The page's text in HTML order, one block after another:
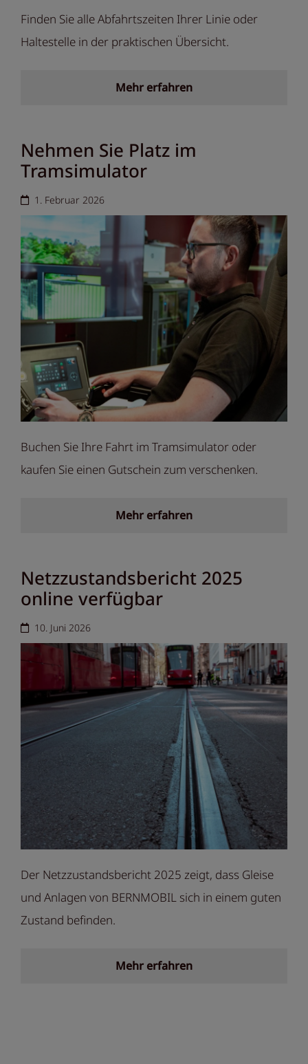
Finden Sie alle Abfahrtszeiten Ihrer Linie oder
Haltestelle in der praktischen Übersicht.
Mehr erfahren
Nehmen Sie Platz im
Tramsimulator
1. Februar 2026
Buchen Sie Ihre Fahrt im Tramsimulator oder
kaufen Sie einen Gutschein zum verschenken.
Mehr erfahren
Netzzustandsbericht 2025
online verfügbar
10. Juni 2026
Der Netzzustandsbericht 2025 zeigt, dass Gleise
und Anlagen von BERNMOBIL sich in einem guten
Zustand befinden.
Mehr erfahren